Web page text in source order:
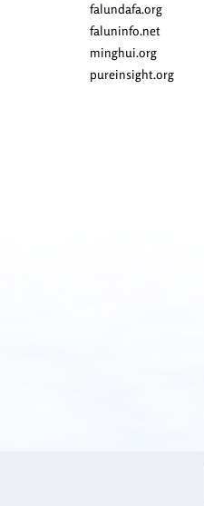
falundafa.org
faluninfo.net
minghui.org
pureinsight.org